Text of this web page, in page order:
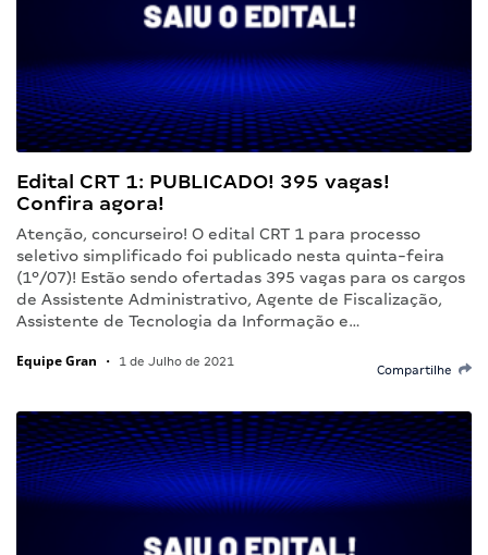
Edital CRT 1: PUBLICADO! 395 vagas!
Confira agora!
Atenção, concurseiro! O edital CRT 1 para processo
seletivo simplificado foi publicado nesta quinta-feira
(1º/07)! Estão sendo ofertadas 395 vagas para os cargos
de Assistente Administrativo, Agente de Fiscalização,
Assistente de Tecnologia da Informação e…
Equipe Gran • 1 de Julho de 2021
Compartilhe